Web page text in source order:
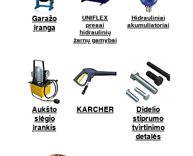
Garažo
įranga
UNIFLEX
presai
hidraulinių
žarnų gamybai
Hidrauliniai
akumuliatoriai
Aukšto
slėgio
įrankis
KARCHER
Didelio
stiprumo
tvirtinimo
detalės